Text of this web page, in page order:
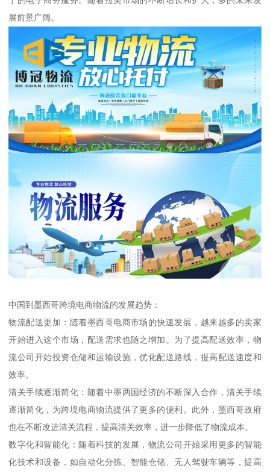
展前景广阔。
中国到墨西哥跨境电商物流的发展趋势：
物流配送更加：随着墨西哥电商市场的快速发展，越来越多的卖家
开始进入这个市场，配送需求也随之增加。为了提高配送效率，物
流公司开始投资仓储和运输设施，优化配送路线，提高配送速度和
效率。
清关手续逐渐简化：随着中墨两国经济的不断深入合作，清关手续
逐渐简化，为跨境电商物流提供了更多的便利。此外，墨西哥政府
也在不断改进清关流程，提高清关效率，进一步降低了物流成本。
数字化和智能化：随着科技的发展，物流公司开始采用更多的智能
化技术和设备，如自动化分拣、智能仓储、无人驾驶车辆等，提高